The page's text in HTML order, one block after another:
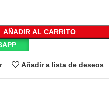
AÑADIR AL CARRITO
Añadir a lista de deseos